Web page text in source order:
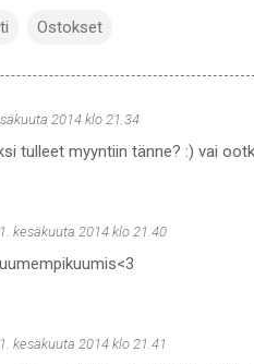
Ostokset
2014 klo 21.34
tulleet myyntiin tänne? :) vai
1. kesäkuuta 2014 klo 21.40
1. kesäkuuta 2014 klo 21.41